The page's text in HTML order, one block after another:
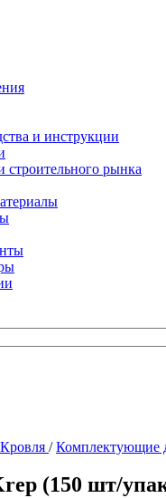
и инструкции
строительного рынка
Кровля / Комплектующие
(150 шт/